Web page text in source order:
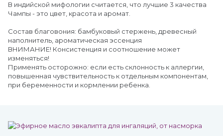
В индийской мифологии считается, что лучшие 3 качества
Чампы - это цвет, красота и аромат.
Состав благовония: бамбуковый стержень, древесный
наполнитель, ароматическая эссенция
ВНИМАНИЕ! Консистенция и соотношение может
изменяться!
Применять осторожно: если есть склонность к аллергии,
повышенная чувствительность к отдельным компонентам,
при беременности и кормлении ребенка.